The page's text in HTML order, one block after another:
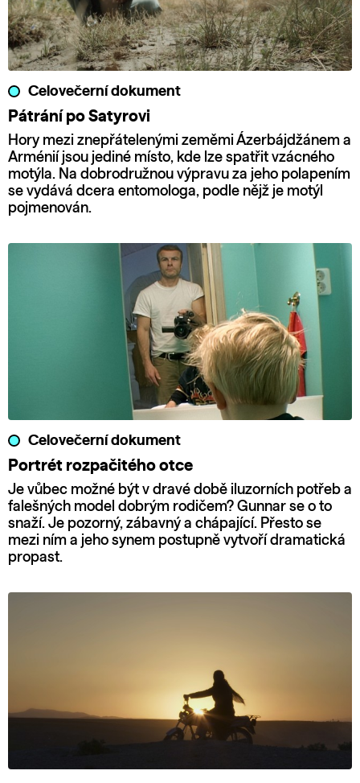
Celovečerní dokument
Pátrání po Satyrovi
Hory mezi znepřátelenými zeměmi Ázerbájdžánem a
Arménií jsou jediné místo, kde lze spatřit vzácného
motýla. Na dobrodružnou výpravu za jeho polapením
se vydává dcera entomologa, podle nějž je motýl
pojmenován.
Celovečerní dokument
Portrét rozpačitého otce
Je vůbec možné být v dravé době iluzorních potřeb a
falešných model dobrým rodičem? Gunnar se o to
snaží. Je pozorný, zábavný a chápající. Přesto se
mezi ním a jeho synem postupně vytvoří dramatická
propast.